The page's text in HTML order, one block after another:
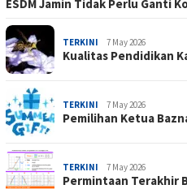
ESDM Jamin Tidak Perlu Ganti
TERKINI 7 May 2026
Kualitas Pendidikan
TERKINI 7 May 2026
Pemilihan Ketua
TERKINI 7 May 2026
Permintaan Terakhir